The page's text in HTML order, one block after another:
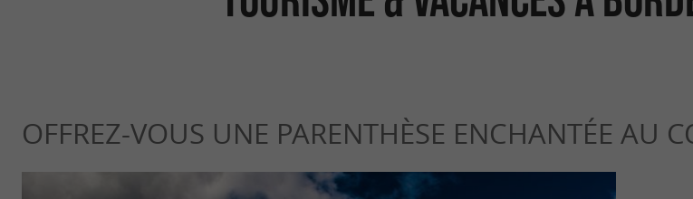
OFFREZ-VOUS UNE PARENTHÈSE ENCHANTÉE AU